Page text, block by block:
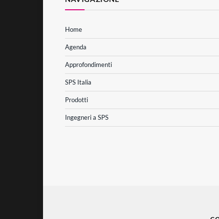
Home
Agenda
Approfondimenti
SPS Italia
Prodotti
Ingegneri a SPS